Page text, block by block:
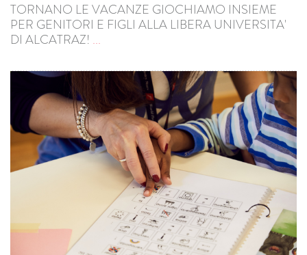
TORNANO LE VACANZE GIOCHIAMO INSIEME
PER GENITORI E FIGLI ALLA LIBERA UNIVERSITA'
DI ALCATRAZ! ...